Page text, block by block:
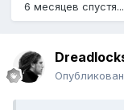
6 месяцев спустя...